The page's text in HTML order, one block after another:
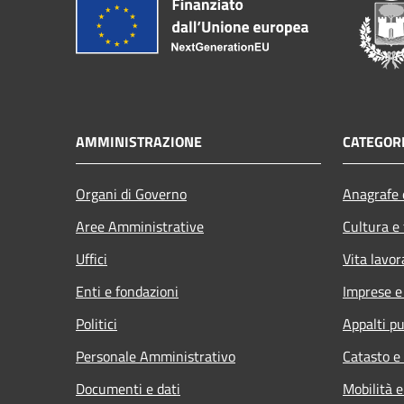
AMMINISTRAZIONE
Organi di Governo
Aree Amministrative
Uffici
Enti e fondazioni
Politici
Personale Amministrativo
Documenti e dati
Cultura
Vita
Imprese
Appalti
Catasto
Mobilità